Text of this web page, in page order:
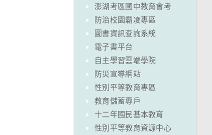
澎湖考區國中教育會考
防治校園霸凌專區
圖書資訊查詢系統
電子書平台
自主學習雲端學院
防災宣導網站
性別平等教育專區
教育儲蓄專戶
十二年國民基本教育
性別平等教育資源中心